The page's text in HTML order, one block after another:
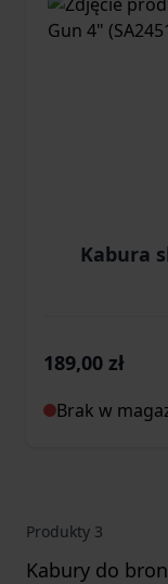
Kabura
189,00 zł
Brak w
Produkty 3
Kabury do